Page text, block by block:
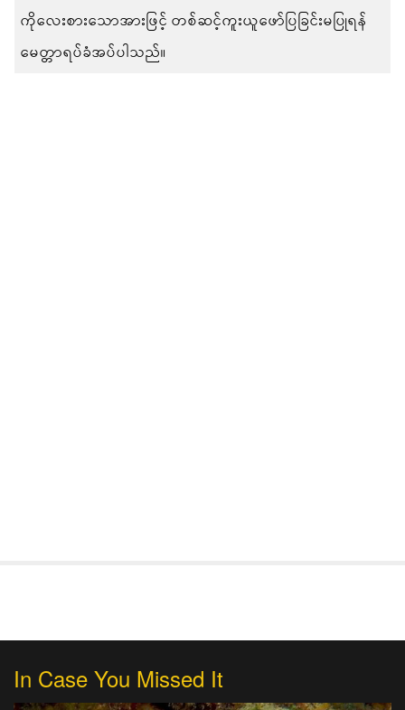
ကိုလေးစားသောအားဖြင့် တစ်ဆင့်ကူးယူဖော်ပြခြင်းမပြုရန်
မေတ္တာရပ်ခံအပ်ပါသည်။
In Case You Missed It